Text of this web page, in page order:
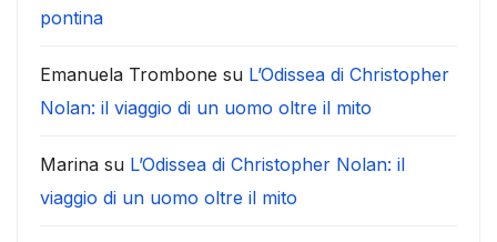
pontina
Emanuela Trombone su L’Odissea di Christopher
Nolan: il viaggio di un uomo oltre il mito
Marina su L’Odissea di Christopher Nolan: il
viaggio di un uomo oltre il mito